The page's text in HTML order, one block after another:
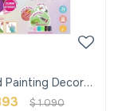
Painting Decora
Con Alas
$1.090